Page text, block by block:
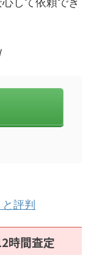
評判
時間査定